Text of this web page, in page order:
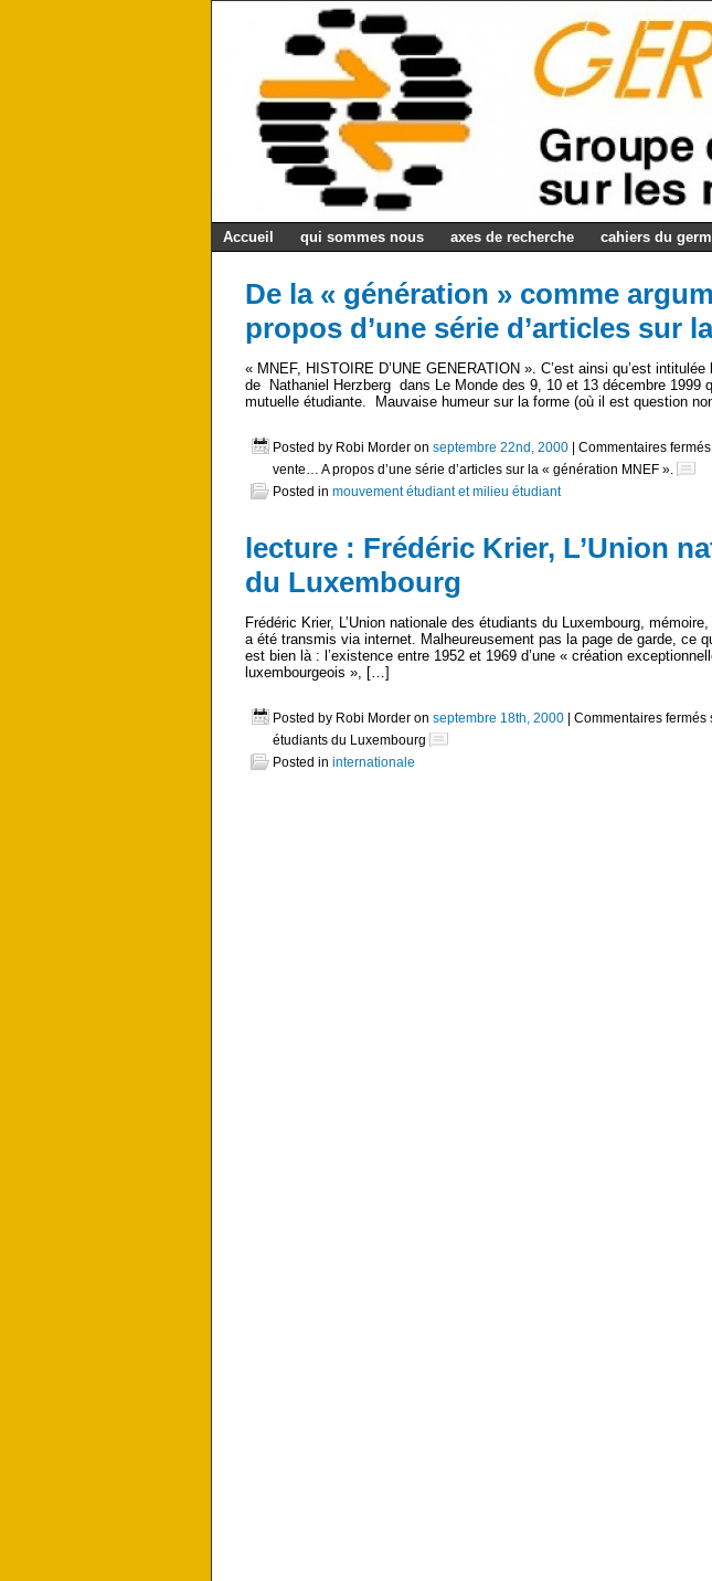
Accueil qui sommes nous axes de recherche cahiers du
De la « génération » comme
propos d’une série d’articles sur
« MNEF, HISTOIRE D’UNE GENERATION ». C’est ainsi qu’est
de Nathaniel Herzberg dans Le Monde des 9, 10 et 13 décembre 1999
mutuelle étudiante. Mauvaise humeur sur la forme (où il est question
Posted by Robi Morder on septembre 22nd, 2000 Commentaires fermés
vente… A propos d’une série d’articles sur la « génération MNEF ».
Posted in mouvement étudiant et milieu étudiant
lecture : Frédéric Krier, L’Union
du Luxembourg
Frédéric Krier, L’Union nationale des étudiants du Luxembourg,
a été transmis via internet. Malheureusement pas la page de garde, ce
est bien là : l’existence entre 1952 et 1969 d’une « création
luxembourgeois », […]
Posted by Robi Morder on septembre 18th, 2000 Commentaires fermés
étudiants du Luxembourg
Posted in internationale